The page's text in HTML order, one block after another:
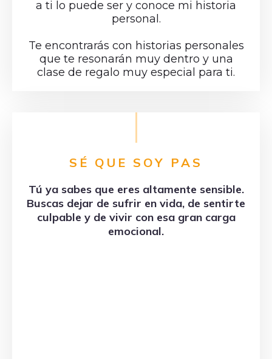
a ti lo puede ser y conoce mi historia
personal.
Te encontrarás con historias personales
que te resonarán muy dentro y una
clase de regalo muy especial para ti.
SÉ QUE SOY PAS
Tú ya sabes que eres altamente sensible.
Buscas dejar de sufrir en vida, de sentirte
culpable y de vivir con esa gran carga
emocional.